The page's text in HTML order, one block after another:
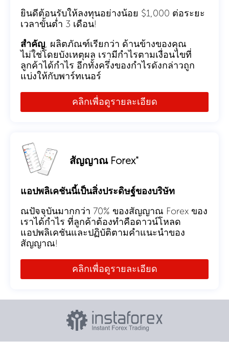
ยินดีต้อนรับให้ลงทุนอย่างน้อย $1,000 ต่อระยะ
เวลาขั้นต่ำ 3 เดือน!
สำคัญ, ผลิตภัณฑ์เรียกว่า ด้านข้างของคุณ
ไม่ใช่โดยบังเหตุผล เรามีกำไรตามเงื่อนไขที่
ลูกค้าได้กำไร อีกทั้งครึ่งของกำไรดังกล่าวถูก
แบ่งให้กับพาร์ทเนอร์
คลิกเพื่อดูรายละเอียด
สัญญาณ Forex"
แอปพลิเคชันนี้เป็นสิ่งประดิษฐ์ของบริษัท
ณปัจจุบันมากกว่า 70% ของสัญญาณ Forex ของ
เราได้กำไร ที่ลูกค้าต้องทำคือดาวน์โหลด
แอปพลิเคชันและปฏิบัติตามคำแนะนำของ
สัญญาณ!
คลิกเพื่อดูรายละเอียด